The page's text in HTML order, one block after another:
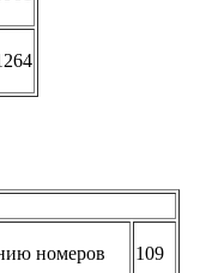
номеров 109